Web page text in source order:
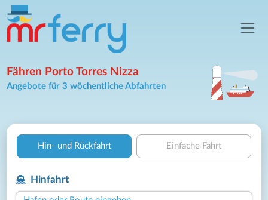
Fähren Porto Torres Nizza
Angebote für 3 wöchentliche Abfahrten
Hin- und Rückfahrt Einfache Fahrt
Hinfahrt